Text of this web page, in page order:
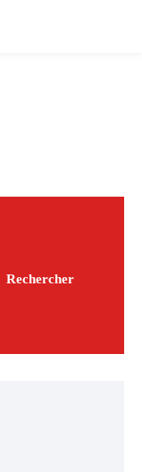
Rechercher